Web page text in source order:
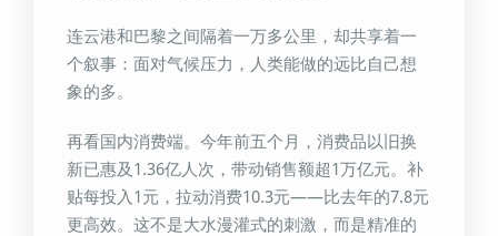
连云港和巴黎之间隔着一万多公里，却共享着一
个叙事：面对气候压力，人类能做的远比自己想
象的多。
再看国内消费端。今年前五个月，消费品以旧换
新已惠及1.36亿人次，带动销售额超1万亿元。补
贴每投入1元，拉动消费10.3元——比去年的7.8元
更高效。这不是大水漫灌式的刺激，而是精准的